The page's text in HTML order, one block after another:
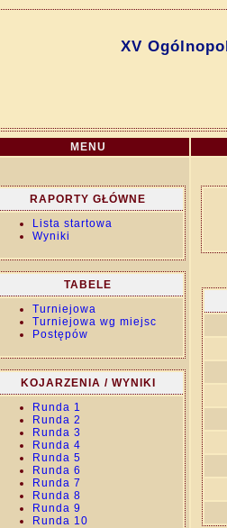
XV
MENU
RAPORTY GŁÓWNE
Lista startowa
Wyniki
TABELE
Turniejowa
Turniejowa wg miejsc
Postępów
KOJARZENIA / WYNIKI
Runda 1
Runda 2
Runda 3
Runda 4
Runda 5
Runda 6
Runda 7
Runda 8
Runda 9
Runda 10